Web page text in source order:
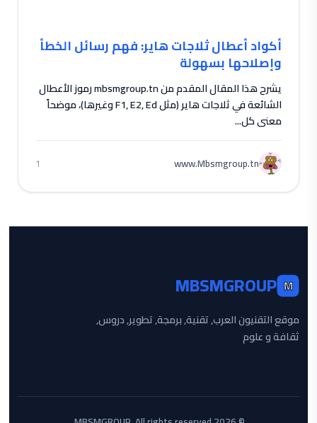
أكواد أعطال ثلاجات هاير: فهم رسائل الخطأ
وإصلاحها بسهولة
يشرح هذا المقال المقدم من mbsmgroup.tn رموز الأعطال
الشائعة في ثلاجات هاير (مثل F1, E2, Ed وغيرها)، موضحاً
معنى كل...
www.Mbsmgroup.tn
1
M
MBSMGROUP
موقع التقنيون العرب, تقنية, برمجة, تطوير, دروس,
ثقافة و علوم